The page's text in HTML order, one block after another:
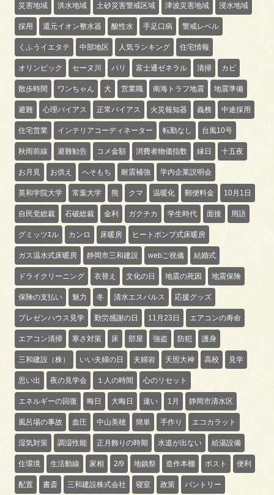
災害地域 洪水地域 土砂災害警戒区域 津波災害地域 浸水地域
採用 還元イオン整水器 酸性水 手足口病 警戒レベル
くふうイエタテ 中部地区 人気ランキング 住宅情報
オリンピック セーヌ川 パリ 富士通ゼネラル 清掃 カビ
散歩時間 ワンちゃん 犬 営業職 南海トラフ地震 地震準備
避難 心理バイアス 正常バイアス 火災報知器 義務 中途採用
住宅営業 インテリアコーディネーター 転勤なし 台風10号
秋雨前線 避難勧告 コメ金額 消費者物価指数 縁日 十五夜
お月見 お供え へそもち 耐震補強 学内企業説明会
英和学院大学 常葉大学 熊 クマ 温暖化 郵便料金 10月1日
自民党総裁 石破総裁 金利 ガクチカ 学生時代 面接 用語
グミッツｴル カンロ 床暖房 ヒートポンプ式床暖房
ガス温水式床暖房 静岡市三和建設 webご祝儀 結婚式
ドライクリーニング 衣替え 文化の日 地震の死因 地震保険
保険の支払い 魅力 冬 清水エスパルス 応援グッズ
プレゼンハウス見学 勤労感謝の日 11月23日 エアコンの寿命
エアコン清掃 寒さ対策 床 部屋 強盗 防犯 護身
三和建設（株） いい夫婦の日 夫婦岩 天照大神 高校 見学
思い出 夜の見学会 １人の時間 心のリセット
エネルギーの回復 晦日 大晦日 違い 1月 静岡市清水区
風呂場の事故 血圧 中山美穂 簡単 手作り エコカラット
湿気対策 調湿性能 正月飾りの時期 水道が出ない 給湯設備
住環境 生活動線 家相 2/9 地鎮祭 造作本棚 ポスト 便利
配置 書斎 三和建設株式会社 寝室 政策 パントリー